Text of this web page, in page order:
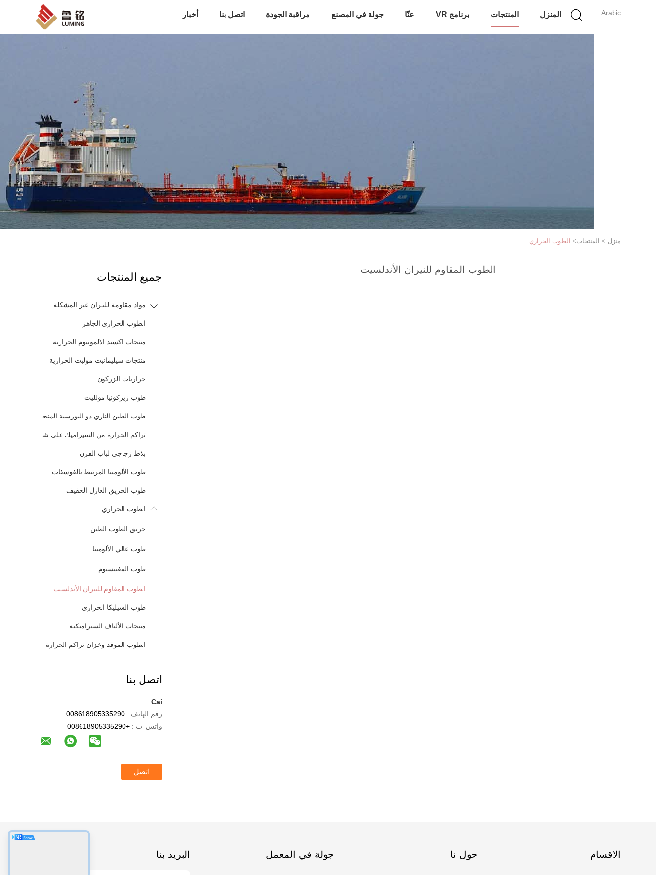
Arabic المنزل المنتجات برنامج VR عنّا جولة في المصنع مراقبة الجودة اتصل بنا أخبار
منزل > المنتجات> الطوب الحراري
جميع المنتجات
مواد مقاومة للنيران غير المشكلة
الطوب الحراري الجاهز
منتجات اكسيد الالمونيوم الحرارية
منتجات سيليمانيت موليت الحرارية
حراريات الزركون
طوب زيركونيا مولليت
بلاط زجاجي لباب الفرن
طوب الألومينا المرتبط بالفوسفات
طوب الحريق العازل الخفيف
الطوب الحراري
حريق الطوب الطين
طوب عالي الألومينا
طوب المغنيسيوم
الطوب المقاوم للنيران الأندلسيت
طوب السيليكا الحراري
منتجات الألياف السيراميكية
الطوب الموقد وخزان تراكم الحرارة
اتصل بنا
Cai
رقم الهاتف :
واتس اب : +008618905335290
اتصل
الطوب المقاوم للنيران الأندلسيت
الاقسام حول نا جولة في المعمل البريد بنا